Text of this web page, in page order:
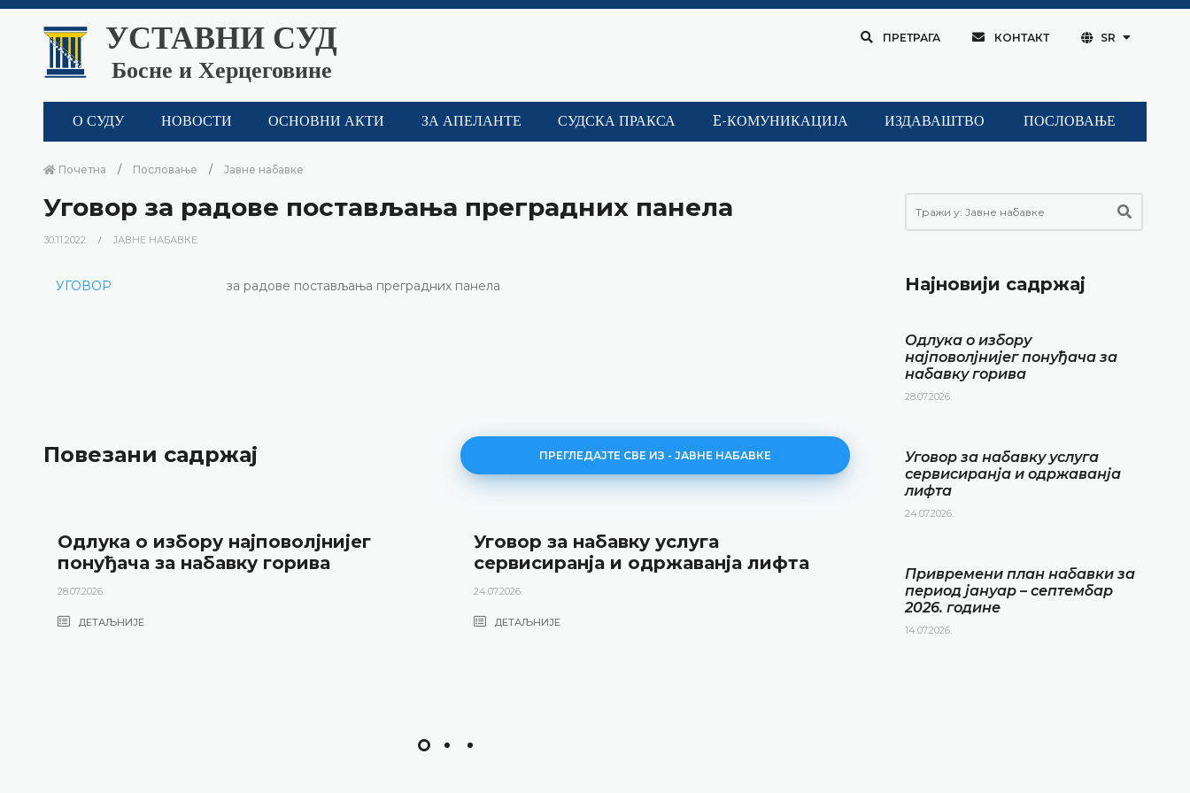
УСТАВНИ СУД
Босне и Херцеговине
ПРЕТРАГА КОНТАКТ SR
О СУДУ НОВОСТИ ОСНОВНИ АКТИ ЗА АПЕЛАНТЕ СУДСКА ПРАКСА E-КОМУНИКАЦИЈА ИЗДАВАШТВО ПОСЛОВАЊЕ
Почетна Пословање Јавне набавке
Уговор за радове постављања преградних панела
30.11.2022. ЈАВНЕ НАБАВКЕ
УГОВОР за радове постављања преградних панела
Повезани садржај ПРЕГЛЕДАЈТЕ СВЕ ИЗ - ЈАВНЕ НАБАВКЕ
Одлука о избору најповолјнијег
понуђача за набавку горива
28.07.2026.
ДЕТАЉНИЈЕ
Уговор за набавку услуга
сервисиранја и одржаванја лифта
24.07.2026.
ДЕТАЉНИЈЕ
период јануар – септембар
године
14.07.2026.
Најновији садржај
Одлука о избору
најповолјнијег понуђача за
набавку горива
28.07.2026.
Уговор за набавку услуга
сервисиранја и одржаванја
лифта
24.07.2026.
Привремени план набавки за
период јануар – септембар
2026. године
14.07.2026.